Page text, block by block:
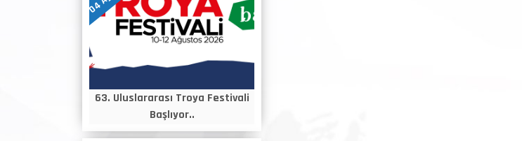
63. Uluslararası Troya Festivali
Başlıyor..